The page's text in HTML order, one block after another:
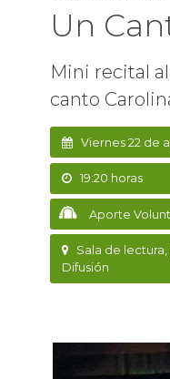
Un
Mini recital
canto
Viernes 22 de
19:20 horas
Aporte
Sala de
Difusión